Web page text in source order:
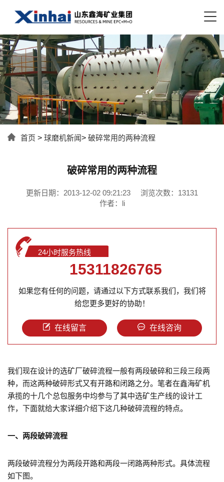
首页 > 球磨机新闻> 破碎常用的两种流程
破碎常用的两种流程
更新日期：2013-12-02 09:21:23
浏览次数：13131
作者：li
24小时服务热线
15311826765
如果您有任何的问题，请通过以下方式联系我们，我们将
给您更多更好的协助！
在线留言 在线咨询
我们现在设计的选矿厂破碎流程一般有两段破碎和三段三段两
种，而这两种破碎形式又有开路和闭路之分。笔者在鑫海矿机
承揽的十几个总包服务中均参与了其中选矿生产线的设计工
作，下面就给大家详细介绍下这几种破碎流程的特点。
一、两段破碎流程
两段破碎流程分为两段开路和两段一闭路两种形式。具体流程
如下图。